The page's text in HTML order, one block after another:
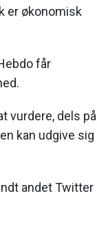
er økonomisk
får
vurdere, dels på
kan udgive sig
andet Twitter